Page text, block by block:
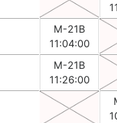
M-21B
11:04:00
M-21B
11:26:00